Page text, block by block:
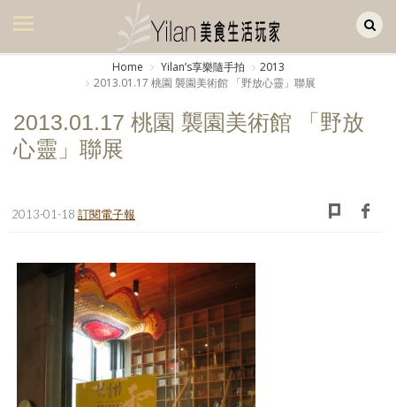
美食集
廚房集
旅遊集
書房集
餐桌週記
享樂隨手拍
Home Yilanʼs享樂隨手拍
2013
2013.01.17 桃園 襲園美術館 「野放心靈」聯展
2013.01.17 桃園 襲園美術館 「野放
心靈」聯展
2013-01-18 訂閱電子報